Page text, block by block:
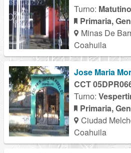
Turno: Matutino
Primaria,
Minas De
Coahuila
Jose Maria
CCT
Turno:
Primaria,
Ciudad
Coahuila